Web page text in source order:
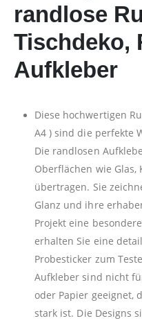
randlose
Tischdeko,
Aufkleber
Diese hochwertigen
A4 ) sind die perfekte
Die randlosen
Oberflächen wie
übertragen. Sie
Glanz und ihre
Projekt eine
erhalten Sie eine
Probesticker zum
Aufkleber sind nicht
oder Papier geeignet,
stark ist. Die Designs